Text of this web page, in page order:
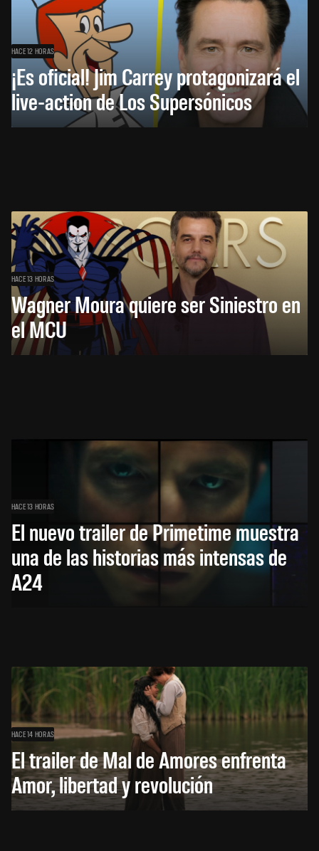
HACE 12 HORAS
¡Es oficial! Jim Carrey protagonizará el
live-action de Los Supersónicos
HACE 13 HORAS
Wagner Moura quiere ser Siniestro en
el MCU
HACE 13 HORAS
El nuevo trailer de Primetime muestra
una de las historias más intensas de
A24
HACE 14 HORAS
El trailer de Mal de Amores enfrenta
Amor, libertad y revolución